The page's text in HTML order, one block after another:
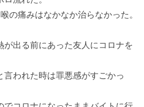
の痛みはなかなか治らなかった。
が出る前にあった友人にコロナを
われた時は罪悪感がすごかっ